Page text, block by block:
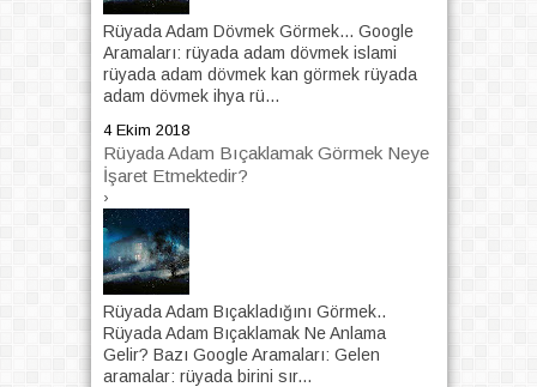
Rüyada Adam Dövmek Görmek... Google
Aramaları: rüyada adam dövmek islami
rüyada adam dövmek kan görmek rüyada
adam dövmek ihya rü...
4 Ekim 2018
Rüyada Adam Bıçaklamak Görmek Neye
İşaret Etmektedir?
›
Rüyada Adam Bıçakladığını Görmek..
Rüyada Adam Bıçaklamak Ne Anlama
Gelir? Bazı Google Aramaları: Gelen
aramalar: rüyada birini sır...